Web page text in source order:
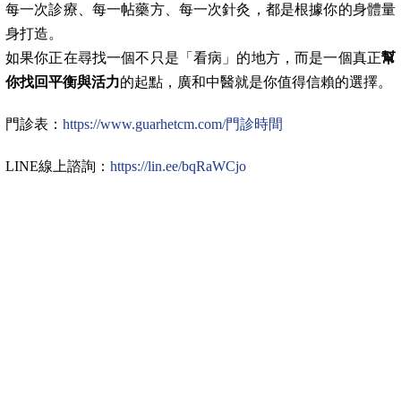
每一次診療、每一帖藥方、每一次針灸，都是根據你的身體量
身打造。
如果你正在尋找一個不只是「看病」的地方，而是一個真正幫
你找回平衡與活力的起點，廣和中醫就是你值得信賴的選擇。
門診表： https://www.guarhetcm.com/門診時間
LINE線上諮詢： https://lin.ee/bqRaWCjo